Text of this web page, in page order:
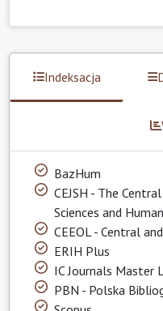
Indeksacja
BazHum
CEJSH - The
Sciences and
CEEOL - Central
ERIH Plus
IC Journals Master
PBN - Polska